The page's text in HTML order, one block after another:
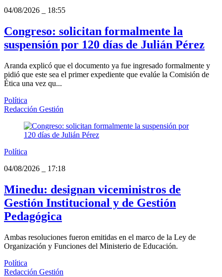
04/08/2026
18:55
Congreso: solicitan formalmente la
suspensión por 120 días de Julián Pérez
Aranda explicó que el documento ya fue ingresado formalmente y
pidió que este sea el primer expediente que evalúe la Comisión de
Ética una vez qu...
Política
Redacción Gestión
Política
04/08/2026
17:18
Minedu: designan viceministros de
Gestión Institucional y de Gestión
Pedagógica
Ambas resoluciones fueron emitidas en el marco de la Ley de
Organización y Funciones del Ministerio de Educación.
Política
Redacción Gestión